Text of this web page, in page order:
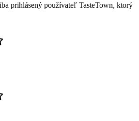
prihlásený používateľ TasteTown, ktorý